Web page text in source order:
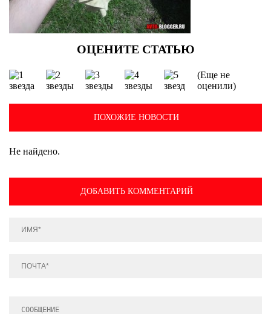
(Еще не
оценили)
ПОХОЖИЕ НОВОСТИ
Не найдено.
ДОБАВИТЬ КОММЕНТАРИЙ